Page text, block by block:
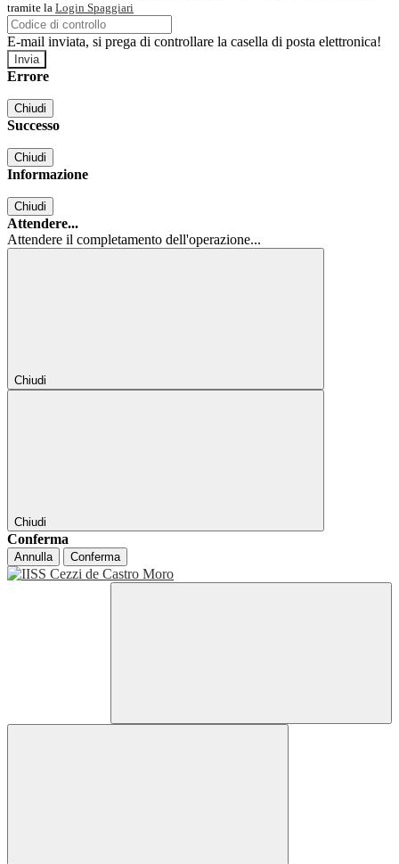
tramite la Login Spaggiari
E-mail inviata, si prega di controllare la casella di posta elettronica!
Errore
Chiudi
Successo
Chiudi
Informazione
Chiudi
Attendere...
Attendere il completamento dell'operazione...
Chiudi
Chiudi
Conferma
Annulla Conferma